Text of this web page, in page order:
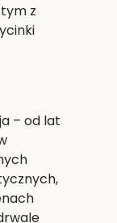
z
– od lat